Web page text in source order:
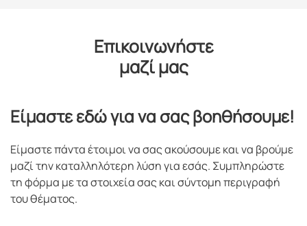
Επικοινωνήστε
μαζί μας
Είμαστε εδώ για να σας βοηθήσουμε!
Είμαστε πάντα έτοιμοι να σας ακούσουμε και να βρούμε
μαζί την καταλληλότερη λύση για εσάς. Συμπληρώστε
τη φόρμα με τα στοιχεία σας και σύντομη περιγραφή
του θέματος.